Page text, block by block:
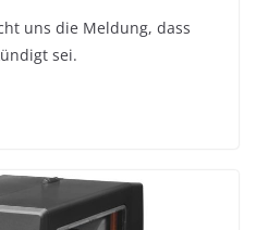
uns die Meldung, dass
sei.